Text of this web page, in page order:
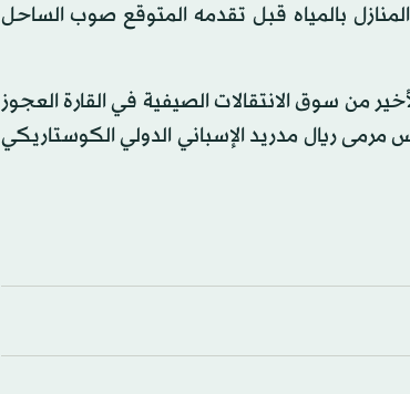
بالمياه قبل تقدمه المتوقع صوب الساحل
من سوق الانتقالات الصيفية في القارة العجوز
مرمى ريال مدريد الإسباني الدولي الكوستاريكي